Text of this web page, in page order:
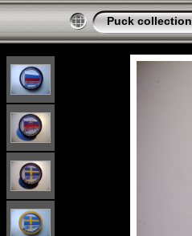
Puck collection